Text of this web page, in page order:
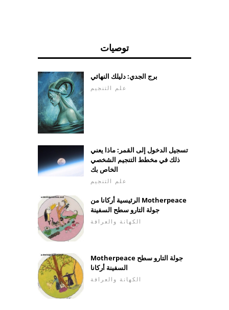
توصيات
برج الجدي: دليلك النهائي
علم التنجيم
تسجيل الدخول إلى القمر: ماذا يعني
ذلك في مخطط التنجيم الشخصي
الخاص بك
علم التنجيم
الرئيسية أركانا من Motherpeace
جولة التارو سطح السفينة
الكهانة والعرافة
Motherpeace جولة التارو سطح
السفينة أركانا
الكهانة والعرافة